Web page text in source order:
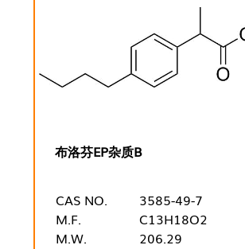
布洛芬EP杂质B
CAS NO.
3585-49-7
M.F.
C13H18O2
M.W.
206.29